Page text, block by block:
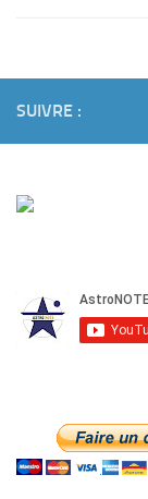
SUIVRE :